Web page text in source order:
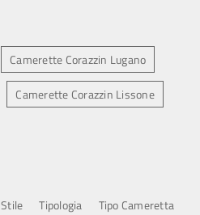
Camerette Corazzin Lugano
Camerette Corazzin Lissone
Stile Tipologia
Tipo Cameretta